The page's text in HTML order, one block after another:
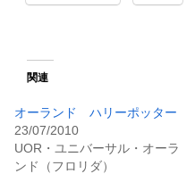
関連
オーランド ハリーポッター
23/07/2010
UOR・ユニバーサル・オーラ
ンド（フロリダ）